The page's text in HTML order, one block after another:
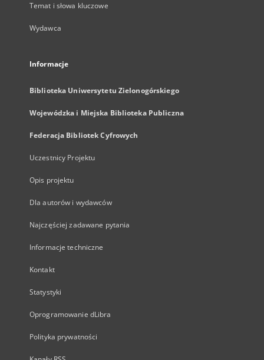
Temat i słowa kluczowe
Wydawca
Informacje
Biblioteka Uniwersytetu Zielonogórskiego
Wojewódzka i Miejska Biblioteka Publiczna
Federacja Bibliotek Cyfrowych
Uczestnicy Projektu
Opis projektu
Dla autorów i wydawców
Najczęściej zadawane pytania
Informacje techniczne
Kontakt
Statystyki
Oprogramowanie dLibra
Polityka prywatności